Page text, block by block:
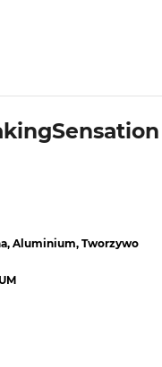
Aluminium, Tworzywo